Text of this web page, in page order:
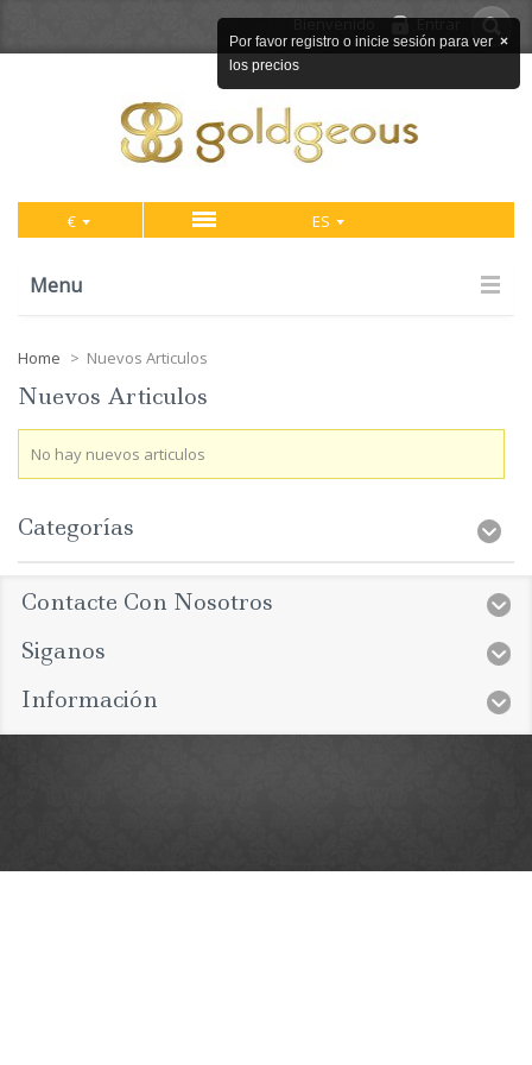
€ ES
Bienvenido Entrar
Menu
Home > Nuevos Articulos
Nuevos Articulos
No hay nuevos articulos
Categorías
Contacte Con Nosotros
Siganos
Información
×
Por favor registro o inicie sesión para ver
los precios